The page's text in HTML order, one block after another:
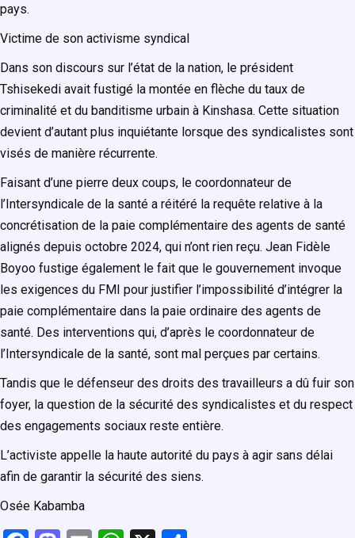
pays.
Victime de son activisme syndical
Dans son discours sur l’état de la nation, le président
Tshisekedi avait fustigé la montée en flèche du taux de
criminalité et du banditisme urbain à Kinshasa. Cette situation
devient d’autant plus inquiétante lorsque des syndicalistes sont
visés de manière récurrente.
Faisant d’une pierre deux coups, le coordonnateur de
l’Intersyndicale de la santé a réitéré la requête relative à la
concrétisation de la paie complémentaire des agents de santé
alignés depuis octobre 2024, qui n’ont rien reçu. Jean Fidèle
Boyoo fustige également le fait que le gouvernement invoque
les exigences du FMI pour justifier l’impossibilité d’intégrer la
paie complémentaire dans la paie ordinaire des agents de
santé. Des interventions qui, d’après le coordonnateur de
l’Intersyndicale de la santé, sont mal perçues par certains.
Tandis que le défenseur des droits des travailleurs a dû fuir son
foyer, la question de la sécurité des syndicalistes et du respect
des engagements sociaux reste entière.
L’activiste appelle la haute autorité du pays à agir sans délai
afin de garantir la sécurité des siens.
Osée Kabamba